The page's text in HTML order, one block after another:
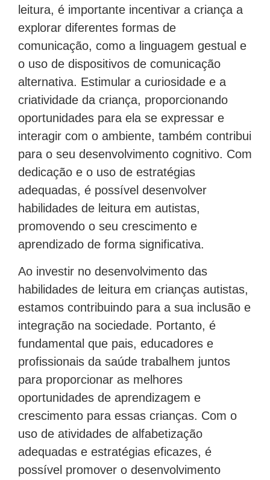
leitura, é importante incentivar a criança a
explorar diferentes formas de
comunicação, como a linguagem gestual e
o uso de dispositivos de comunicação
alternativa. Estimular a curiosidade e a
criatividade da criança, proporcionando
oportunidades para ela se expressar e
interagir com o ambiente, também contribui
para o seu desenvolvimento cognitivo. Com
dedicação e o uso de estratégias
adequadas, é possível desenvolver
habilidades de leitura em autistas,
promovendo o seu crescimento e
aprendizado de forma significativa.
Ao investir no desenvolvimento das
habilidades de leitura em crianças autistas,
estamos contribuindo para a sua inclusão e
integração na sociedade. Portanto, é
fundamental que pais, educadores e
profissionais da saúde trabalhem juntos
para proporcionar as melhores
oportunidades de aprendizagem e
crescimento para essas crianças. Com o
uso de atividades de alfabetização
adequadas e estratégias eficazes, é
possível promover o desenvolvimento